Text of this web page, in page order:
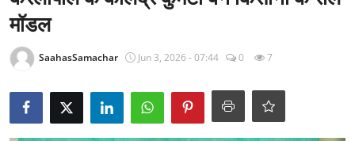
राजनीति
खेल
Epaper
धर्म
मॉडल
SaahasSamachar Jun 3, 2026 - 07:44 0 7